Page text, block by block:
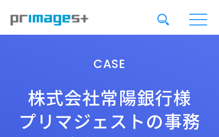
CASE
株式会社常陽銀行様
プリマジェストの事務